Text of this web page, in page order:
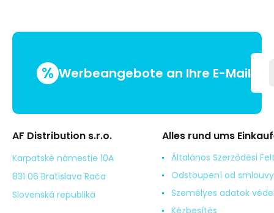
% Werbeangebote an Ihre E-Mail
AF Distribution s.r.o.
Karpatské námestie 10A
831 06 Bratislava Rača
Slovenská republika
Alles rund ums
Általános Szerződési
Odstoupení od smlouvy
Személyes adatok
Kézbesítés